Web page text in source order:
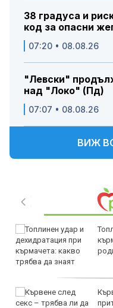
38 градуса и
код за опасни
07:20 • 08.08.26
"Левски"
над "Локо" (Пд)
07:07 • 08.08.26
ВИЖ